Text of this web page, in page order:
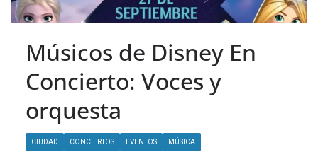
Músicos de Disney En
Concierto: Voces y
orquesta
CIUDAD CONCIERTOS EVENTOS MÚSICA